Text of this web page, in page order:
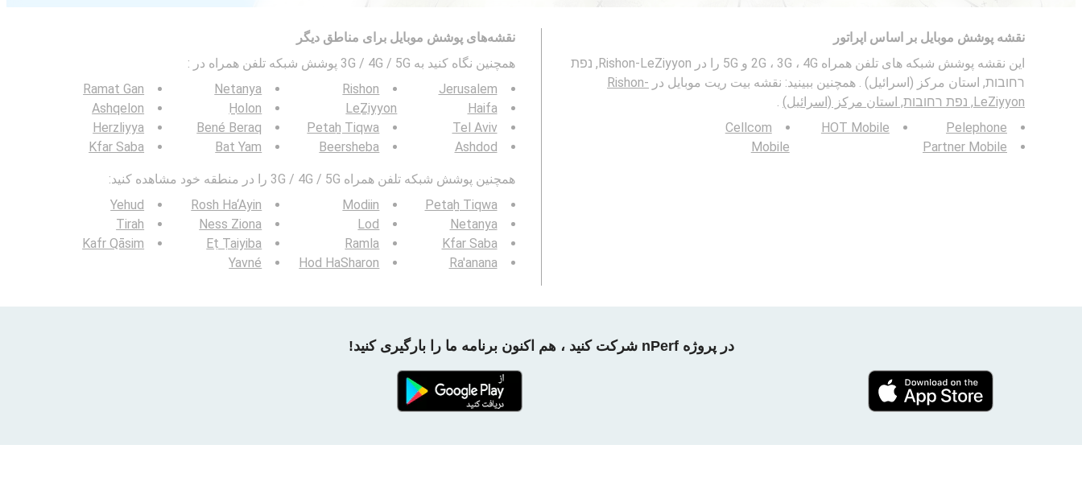
نقشه پوشش موبایل بر اساس اپراتور
این نقشه پوشش شبکه های تلفن همراه 2G ، 3G ، 4G و 5G را در Rishon-LeZiyyon, נפת
רחובות, استان مرکز (اسرائیل) . همچنین ببینید: نقشه بیت ریت موبایل در Rishon-
LeZiyyon, נפת רחובות, استان مرکز (اسرائیل)
.
Pelephone
Partner Mobile
HOT Mobile
Cellcom
Mobile
نقشه‌های پوشش موبایل برای مناطق دیگر
همچنین نگاه کنید به 3G / 4G / 5G پوشش شبکه تلفن همراه در
:
Jerusalem
Haifa
Tel Aviv
Ashdod
Rishon
LeẔiyyon
Petaẖ Tiqwa
Beersheba
Netanya
H̱olon
Bené Beraq
Bat Yam
Ramat Gan
Ashqelon
Herzliyya
Kfar Saba
همچنین پوشش شبکه تلفن همراه 3G / 4G / 5G را در منطقه خود مشاهده کنید:
Petaẖ Tiqwa
Netanya
Kfar Saba
Ra'anana
Modiin
Lod
Ramla
Hod HaSharon
Rosh Ha‘Ayin
Ness Ziona
Eṭ Ṭaiyiba
Yavné
Yehud
Tirah
Kafr Qāsim
در پروژه nPerf شرکت کنید ، هم اکنون برنامه ما را بارگیری کنید!